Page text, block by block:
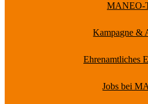
MANEO-
Kampagne &
Ehrenamtliches
Jobs bei